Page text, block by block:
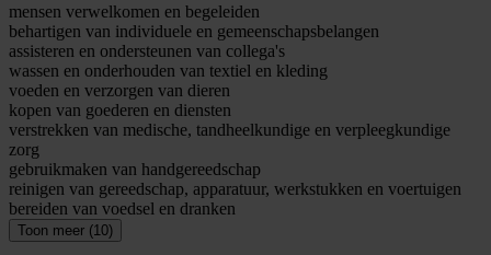
mensen verwelkomen en begeleiden
behartigen van individuele en gemeenschapsbelangen
assisteren en ondersteunen van collega's
wassen en onderhouden van textiel en kleding
voeden en verzorgen van dieren
kopen van goederen en diensten
verstrekken van medische, tandheelkundige en verpleegkundige
zorg
gebruikmaken van handgereedschap
reinigen van gereedschap, apparatuur, werkstukken en voertuigen
bereiden van voedsel en dranken
Toon meer (10)